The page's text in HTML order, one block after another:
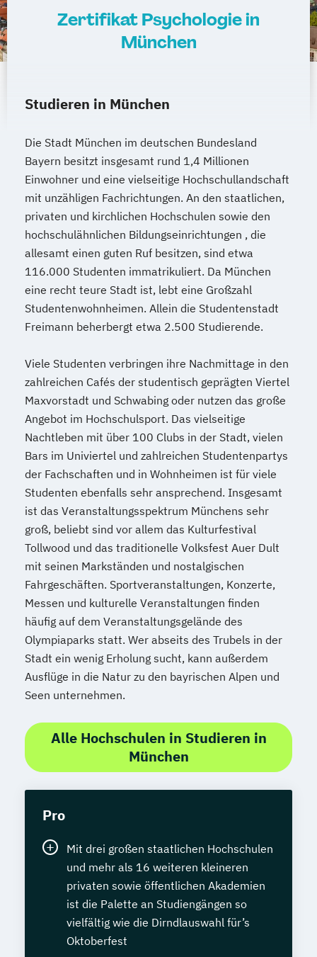
Operatives Controlling kompakt
Organisationsentwickler*in
Projektmanagement kompakt
Prozessmanager*in digitale Methoden
Psycholgische*r Ersthelfer*in
Recruiter*in
Referent*in Interkulturelle
Wirtschaftskommunikation
Referent*in International Business
Communication English
Referent*in International Business
Referent*in Wirtschaftsrecht
Regelungstechnik Salesmanager*in
Senior Manager*in
Spanisch Sprachkurs A1
Spanisch Sprachkurs A2
Spanisch Sprachkurs B1
Spanisch Sprachkurs B2
Spanisch Sprachkurs C1
Spanisch Sprachkurs C2
Spezialist*in Automatisierungstechnik
Spezialist*in Big Data
Spezialist*in CAD Konstruktion und
Simulation
Spezialist*in Controlling
Spezialist*in Embedded Systems
Spezialist*in Industrial Data Science
Spezialist*in Informationssysteme
Spezialist*in Produktion 4.0
Spezialist*in Sportpsychologie und
Spezialist*in Wirtschaftsinformatik
Management und Coaching
Spezialist*in internationales Recht
Sprachdiplom "Cambridge English:
Advanced (CAE)" - C1
Sprachdiplom "Cambridge English: First
(FCE)" - B2
Zertifikat Psychologie in
München
Studieren in München
Die Stadt München im deutschen Bundesland
Bayern besitzt insgesamt rund 1,4 Millionen
Einwohner und eine vielseitige Hochschullandschaft
mit unzähligen Fachrichtungen. An den staatlichen,
privaten und kirchlichen Hochschulen sowie den
hochschulähnlichen Bildungseinrichtungen , die
allesamt einen guten Ruf besitzen, sind etwa
116.000 Studenten immatrikuliert. Da München
eine recht teure Stadt ist, lebt eine Großzahl
Studentenwohnheimen. Allein die Studentenstadt
Freimann beherbergt etwa 2.500 Studierende.
Viele Studenten verbringen ihre Nachmittage in den
zahlreichen Cafés der studentisch geprägten Viertel
Maxvorstadt und Schwabing oder nutzen das große
Angebot im Hochschulsport. Das vielseitige
Nachtleben mit über 100 Clubs in der Stadt, vielen
Bars im Univiertel und zahlreichen Studentenpartys
der Fachschaften und in Wohnheimen ist für viele
Studenten ebenfalls sehr ansprechend. Insgesamt
ist das Veranstaltungsspektrum Münchens sehr
groß, beliebt sind vor allem das Kulturfestival
Tollwood und das traditionelle Volksfest Auer Dult
mit seinen Markständen und nostalgischen
Fahrgeschäften. Sportveranstaltungen, Konzerte,
Messen und kulturelle Veranstaltungen finden
häufig auf dem Veranstaltungsgelände des
Olympiaparks statt. Wer abseits des Trubels in der
Stadt ein wenig Erholung sucht, kann außerdem
Ausflüge in die Natur zu den bayrischen Alpen und
Seen unternehmen.
Alle Hochschulen in Studieren in
München
Pro
Mit drei großen staatlichen Hochschulen
und mehr als 16 weiteren kleineren
privaten sowie öffentlichen Akademien
ist die Palette an Studiengängen so
vielfältig wie die Dirndlauswahl für’s
Oktoberfest